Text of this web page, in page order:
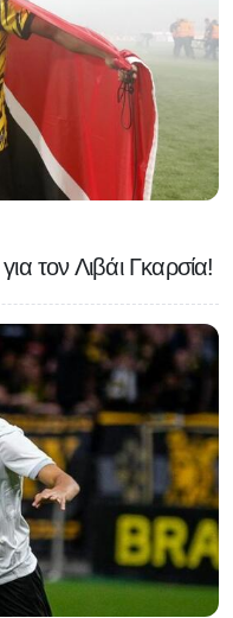
τον Λιβάι Γκαρσία!